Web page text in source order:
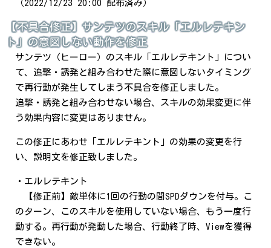
（2022/12/23 20:00 配布済み）
【不具合修正】サンテツのスキル「エルレテキン
ト」の意図しない動作を修正
サンテツ（ヒーロー）のスキル「エルレテキント」につい
て、追撃・誘発と組み合わせた際に意図しないタイミング
で再行動が発生してしまう不具合を修正しました。
追撃・誘発と組み合わせない場合、スキルの効果変更に伴
う効果内容に変更はありません。
この修正にあわせ「エルレテキント」の効果の変更を行
い、説明文を修正致しました。
・エルレテキント
【修正前】敵単体に1回の行動の間SPDダウンを付与。こ
のターン、このスキルを使用していない場合、もう一度行
動する。再行動が発動した場合、行動終了時、Viewを獲得
できない。